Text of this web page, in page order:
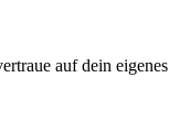
auf dein eigenes